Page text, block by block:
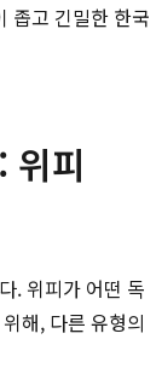
좁고 긴밀한 한국
위피
. 위피가 어떤 독
해, 다른 유형의